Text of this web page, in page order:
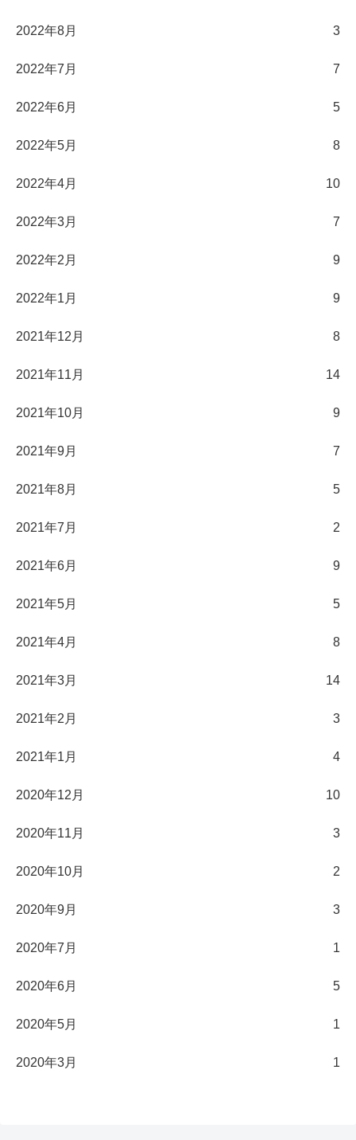
2022年8月 3
2022年7月 7
2022年6月 5
2022年5月 8
2022年4月 10
2022年3月 7
2022年2月 9
2022年1月 9
2021年12月 8
2021年11月 14
2021年10月 9
2021年9月 7
2021年8月 5
2021年7月 2
2021年6月 9
2021年5月 5
2021年4月 8
2021年3月 14
2021年2月 3
2021年1月 4
2020年12月 10
2020年11月 3
2020年10月 2
2020年9月 3
2020年7月 1
2020年6月 5
2020年5月 1
2020年3月 1